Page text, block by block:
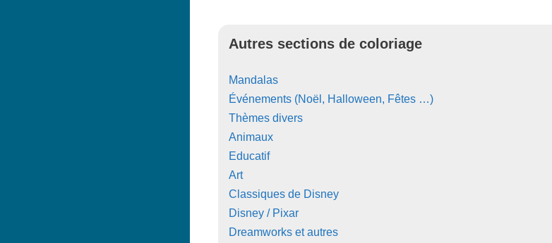
Autres sections de coloriage
Mandalas
Événements (Noël, Halloween, Fêtes …)
Thèmes divers
Animaux
Educatif
Art
Classiques de Disney
Disney / Pixar
Dreamworks et autres